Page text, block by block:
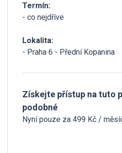
Termín:
- co nejdříve
Lokalita:
- Praha 6 - Přední Kopanina
Získejte přístup na tuto
podobné
Nyní pouze za 499 Kč /